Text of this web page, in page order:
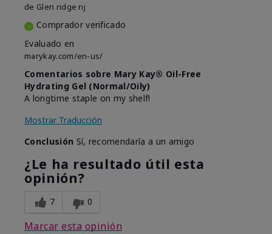
de Glen ridge nj
Comprador verificado
Evaluado en
marykay.com/en-us/
Comentarios sobre Mary Kay® Oil-Free
Hydrating Gel (Normal/Oily)
A longtime staple on my shelf!
Mostrar Traducción
Conclusión Sí, recomendaría a un amigo
¿Le ha resultado útil esta
opinión?
7 0
Marcar esta opinión